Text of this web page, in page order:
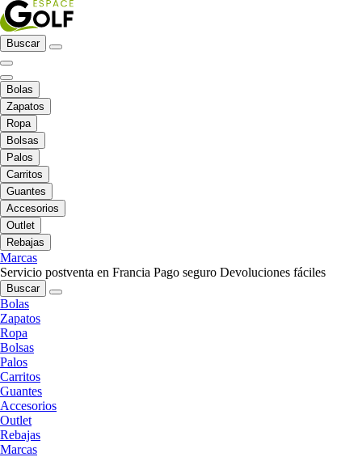
Buscar
Bolas
Zapatos
Ropa
Bolsas
Palos
Carritos
Guantes
Accesorios
Outlet
Rebajas
Marcas
Servicio postventa en Francia Pago seguro Devoluciones fáciles
Buscar
Bolas
Zapatos
Ropa
Bolsas
Palos
Carritos
Guantes
Accesorios
Outlet
Rebajas
Marcas